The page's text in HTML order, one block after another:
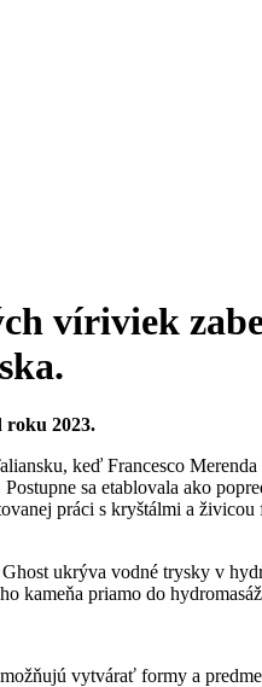
víriviek
roku 2023.
keď Francesco
sa etablovala ako
práci s kryštálmi a
ukrýva vodné trysky v
kameňa priamo do
vytvárať formy a